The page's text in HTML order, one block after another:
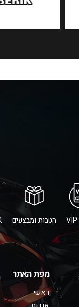
הטבות ומבצעים
מפת האתר
ראשי